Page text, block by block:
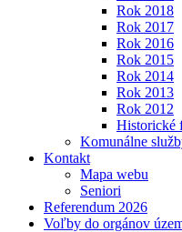
Rok 2018
Rok 2017
Rok 2016
Rok 2015
Rok 2014
Rok 2013
Rok 2012
Historické
Komunálne
Kontakt
Mapa webu
Seniori
Referendum 2026
Voľby do orgánov